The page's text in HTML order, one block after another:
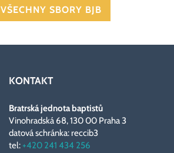
VŠECHNY SBORY BJB
KONTAKT
Bratrská jednota baptistů
Vinohradská 68, 130 00 Praha 3
datová schránka: reccib3
tel: +420 241 434 256